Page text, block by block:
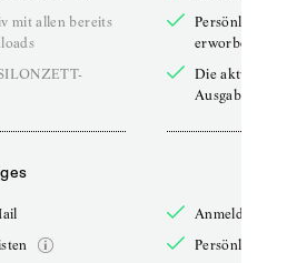
mit allen bereits
Persönliches
erworbenen
Die aktuelle
Ausgabe
Anmelden
Persönliche